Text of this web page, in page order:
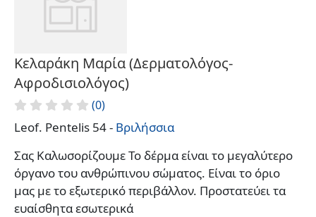
Κελαράκη Μαρία (Δερματολόγος-
Αφροδισιολόγος)
(0)
Leof. Pentelis 54 - Βριλήσσια
Σας Καλωσορίζουμε Το δέρμα είναι το μεγαλύτερο
όργανο του ανθρώπινου σώματος. Είναι το όριο
μας με το εξωτερικό περιβάλλον. Προστατεύει τα
ευαίσθητα εσωτερικά